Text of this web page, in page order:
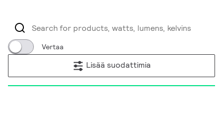
Vertaa
Lisää suodattimia